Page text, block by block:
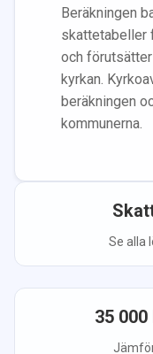
Beräkningen
skattetabeller
och
kyrkan.
beräkningen
kommunerna.
Se alla
35 000